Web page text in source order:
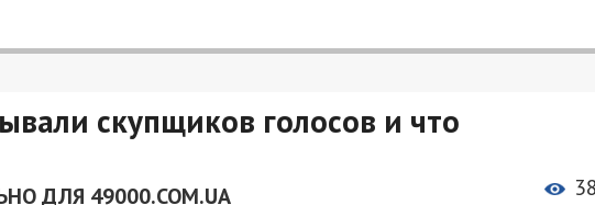
скупщиков голосов и что
ДЛЯ 49000.COM.UA